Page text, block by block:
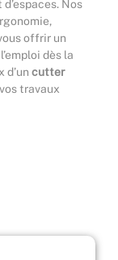
Nos
offrir un
dès la
d’un cutter
travaux